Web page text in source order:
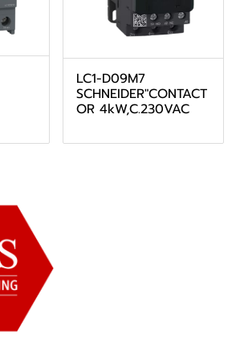
LC1-D09M7
SCHNEIDER"CONTACT
OR 4kW,C.230VAC